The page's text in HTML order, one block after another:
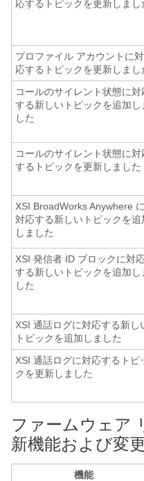
応するトピックを更新しまし
プロファイル アカウントに対
応するトピックを更新しまし
コールのサイレント状態に対
する新しいトピックを追加し
した
コールのサイレント状態に対
するトピックを更新しました
XSI BroadWorks Anywhere に
対応する新しいトピックを追
しました
XSI 発信者 ID ブロックに対
する新しいトピックを追加し
した
XSI 通話ログに対応する新し
トピックを追加しました
XSI 通話ログに対応するトピ
クを更新しました
ファームウェア
新機能および変
機能